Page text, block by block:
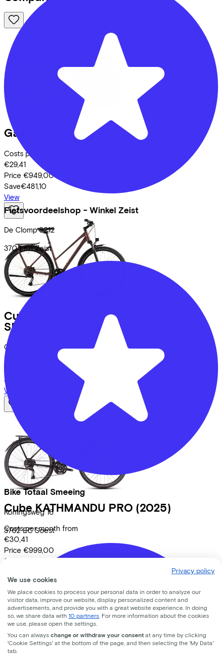
Fietsvoordeelshop - Winkel Zeist
De Clomp 3212
3704 KB Zeist
Bike Totaal Smeeing
Koningsweg 16
3762 EC Soest
Gazelle HeavyDutyNL (2026)
Costs per month from
€29,41
Price €949,00
Save€481,10
View
Cube
KATHMANDU PRO
SUNGLOW/PRIZM
(2026)
Costs per month from
€30,41
Price
Save
View
Cube KATHMANDU PRO (2025)
Costs per month from
€30,41
Price €999,00
Save
About us
Our team
Contact
News
CSR
Privacy policy
We use cookies
We place cookies to process your personal data in order to analyze our
visitor data, improve our website, display personalized content and
advertisements, and provide you with a great website experience. In doing
so, we share data with 10 partners . For more information about the cookies
we use, please open the settings.
You can always change or withdraw your consent at any time by clicking
'Cookie Settings' at the bottom of the page, and then selecting the 'My Data'
tab.